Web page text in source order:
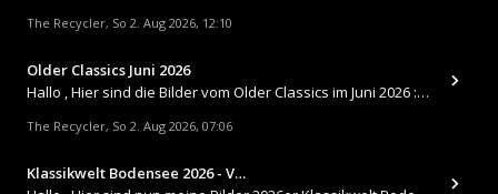
The Recycler, So 2. Aug 2026, 12:10
Older Classics Juni 2026
​Hallo , Hier sind die Bilder vom Older Classics im Juni 2026 : https://up.picr.de/51155940wd.jpg https://up.pic
The Recycler, So 2. Aug 2026, 07:06
Klassikwelt Bodensee 2026 - V…